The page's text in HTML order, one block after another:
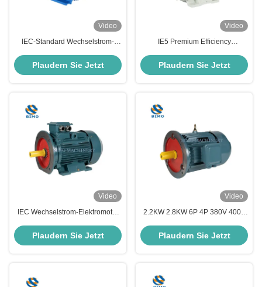
Video
IEC-Standard Wechselstrom-
Gusseisen-Drei-Phasen-
Induktionsmotor Elektromotor
Plaudern Sie Jetzt
Video
IE5 Premium Efficiency
Pole AC Asynchrone
Elektromotoren
Plaudern Sie Jetzt
Video
IEC Wechselstrom-Elektromotor
50hz Wechselstrom-
Induktionsmotor
Plaudern Sie Jetzt
Video
2.2KW 2.8KW 6P 4P 380V 400V
Induktionsmotor B5
Wechselstrommotor
Plaudern Sie Jetzt